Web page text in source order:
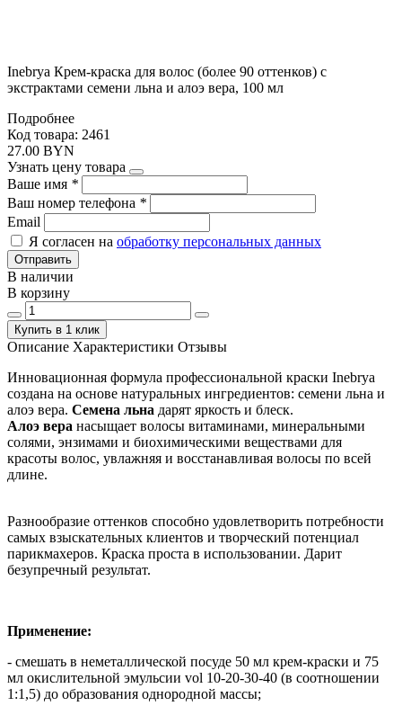
Inebrya Крем-краска для волос (более 90 оттенков) с
экстрактами семени льна и алоэ вера, 100 мл
Подробнее
Код товара: 2461
27.00 BYN
Узнать цену товара
Ваше имя *
Ваш номер телефона *
Email
Я согласен на обработку персональных данных
Отправить
В наличии
В корзину
Купить в 1 клик
Описание Характеристики Отзывы
Инновационная формула профессиональной краски Inebrya
создана на основе натуральных ингредиентов: семени льна и
алоэ вера. Семена льна дарят яркость и блеск.
Алоэ вера насыщает волосы витаминами, минеральными
солями, энзимами и биохимическими веществами для
красоты волос, увлажняя и восстанавливая волосы по всей
длине.
Разнообразие оттенков способно удовлетворить потребности
самых взыскательных клиентов и творческий потенциал
парикмахеров. Краска проста в использовании. Дарит
безупречный результат.
Применение:
- смешать в неметаллической посуде 50 мл крем-краски и 75
мл окислительной эмульсии vol 10-20-30-40 (в соотношении
1:1,5) до образования однородной массы;